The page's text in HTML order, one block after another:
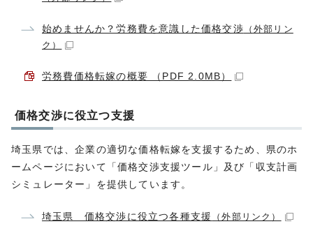
始めませんか？労務費を意識した価格交渉 （外部リン
ク）
労務費価格転嫁の概要 （PDF 2.0MB）
価格交渉に役立つ支援
埼玉県では、企業の適切な価格転嫁を支援するため、県のホ
ームページにおいて「価格交渉支援ツール」及び「収支計画
シミュレーター」を提供しています。
埼玉県 価格交渉に役立つ各種支援 （外部リンク）